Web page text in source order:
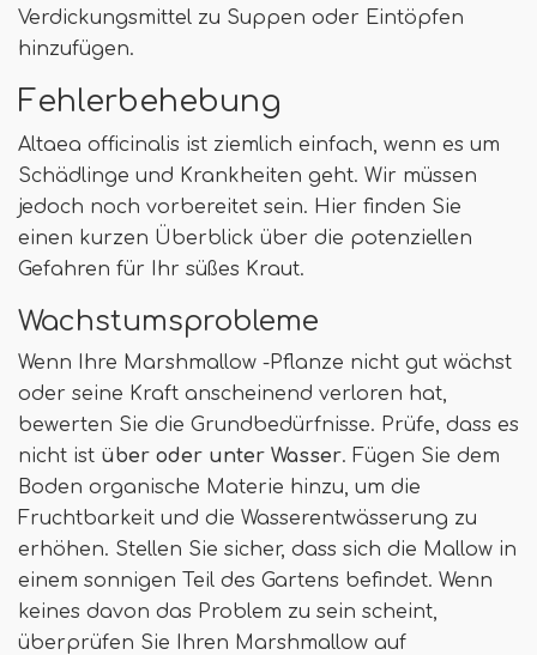
Verdickungsmittel zu Suppen oder Eintöpfen
hinzufügen.
Fehlerbehebung
Altaea officinalis ist ziemlich einfach, wenn es um
Schädlinge und Krankheiten geht. Wir müssen
jedoch noch vorbereitet sein. Hier finden Sie
einen kurzen Überblick über die potenziellen
Gefahren für Ihr süßes Kraut.
Wachstumsprobleme
Wenn Ihre Marshmallow -Pflanze nicht gut wächst
oder seine Kraft anscheinend verloren hat,
bewerten Sie die Grundbedürfnisse. Prüfe, dass es
nicht ist über oder unter Wasser. Fügen Sie dem
Boden organische Materie hinzu, um die
Fruchtbarkeit und die Wasserentwässerung zu
erhöhen. Stellen Sie sicher, dass sich die Mallow in
einem sonnigen Teil des Gartens befindet. Wenn
keines davon das Problem zu sein scheint,
überprüfen Sie Ihren Marshmallow auf